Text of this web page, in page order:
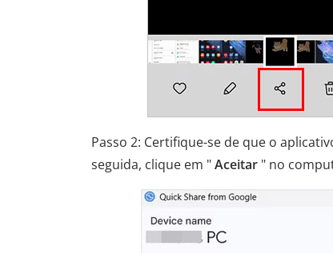
Passo 2: Certifique-se de que o
seguida, clique em "Aceitar " no